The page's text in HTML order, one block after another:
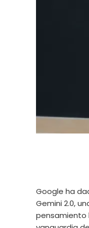
Google ha
Gemini 2.0,
pensamiento